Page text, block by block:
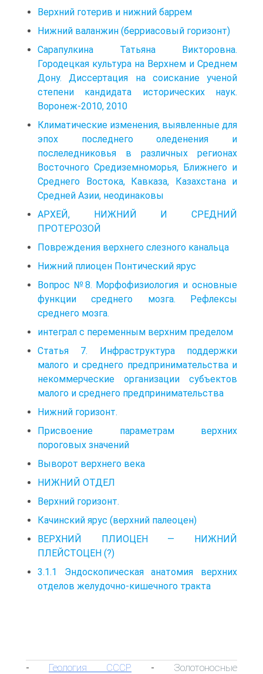
Верхний готерив и нижний баррем
Нижний валанжин (берриасовый горизонт)
Сарапулкина Татьяна Викторовна.
Городецкая культура на Верхнем и Среднем
Дону. Диссертация на соискание ученой
степени кандидата исторических наук.
Воронеж-2010, 2010
Климатические изменения, выявленные для
эпох последнего оледенения и
послеледниковья в различных регионах
Восточного Средиземноморья, Ближ­него и
Среднего Востока, Кавказа, Казахстана и
Средней Азии, неодинаковы
АРХЕЙ, НИЖНИЙ И СРЕДНИЙ
ПРОТЕРОЗОЙ
Повреждения верхнего слезного канальца
Нижний плиоцен Понтический ярус
Вопрос №8. Морфофизиология и основные
функции среднего мозга. Рефлексы
среднего мозга.
интеграл с переменным верхним пределом
Статья 7. Инфраструктура поддержки
малого и среднего предпринимательства и
некоммерческие организации субъектов
малого и среднего предпринимательства
Нижний горизонт.
Присвоение параметрам верхних
пороговых значений
Выворот верхнего века
НИЖНИЙ ОТДЕЛ
Верхний горизонт.
Качинский ярус (верхний палеоцен)
ВЕРХНИЙ ПЛИОЦЕН — НИЖНИЙ
ПЛЕЙСТОЦЕН (?)
3.1.1 Эндоскопическая анатомия верхних
отделов желудочно-кишечного тракта
- Геология СССР - Золотоносные